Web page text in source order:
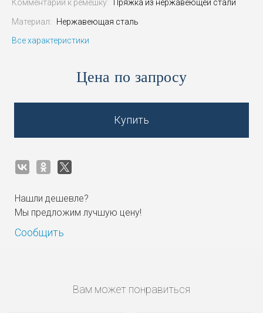
Комментарий к ремешку: Пряжка из нержавеющей стали
Материал:
Нержавеющая сталь
Все характеристики
Цена по запросу
Купить
Нашли дешевле?
Мы предложим лучшую цену!
Сообщить
Вам может понравиться